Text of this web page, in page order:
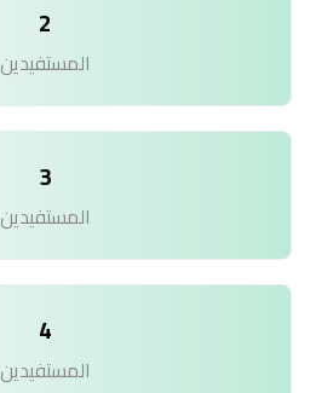
2
المستفيدين
3
المستفيدين
4
المستفيدين